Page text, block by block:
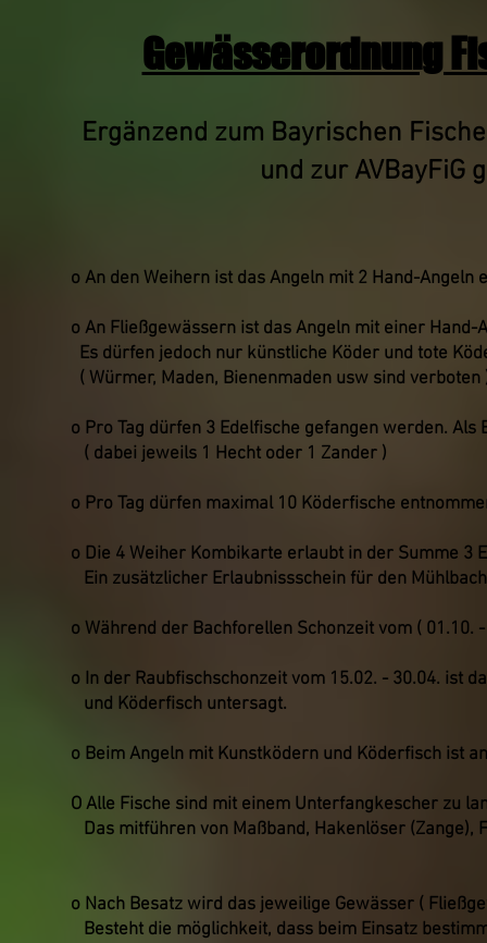
Gewässerordnung
Ergänzend zum Bayrischen
und zur AVBayFiG
o An den Weihern ist das Angeln mit 2 Hand-Angeln
o An Fließgewässern ist das Angeln mit einer Hand-
Es dürfen jedoch nur künstliche Köder und tote
( Würmer, Maden, Bienenmaden usw sind verboten
o Pro Tag dürfen 3 Edelfische gefangen werden.
( dabei jeweils 1 Hecht oder 1 Zander )
o Pro Tag dürfen maximal 10 Köderfische
o Die 4 Weiher Kombikarte erlaubt in der Summe 3
Ein zusätzlicher Erlaubnissschein für den
o Während der Bachforellen Schonzeit vom (
o In der Raubfischschonzeit vom 15.02. - 30.04. ist
und Köderfisch untersagt.
o Beim Angeln mit Kunstködern und Köderfisch ist
O Alle Fische sind mit einem Unterfangkescher zu
Das mitführen von Maßband, Hakenlöser (Zange),
o Nach Besatz wird das jeweilige Gewässer (
Besteht die möglichkeit, dass beim Einsatz